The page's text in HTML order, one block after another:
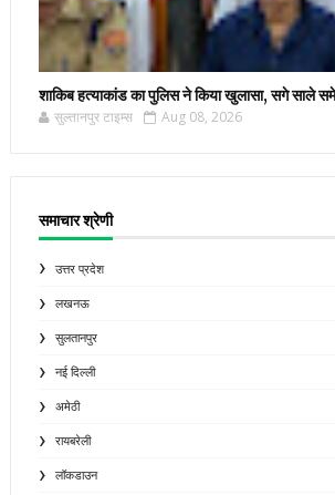
शाकिब हत्याकांड का पुलिस ने किया खुलासा, सगे साले
सुल्तानपुर टाइम्स Aug 08, 2026
समाचार श्रेणी
उत्तर प्रदेश
लखनऊ
सुलतानपुर
नई दिल्ली
अमेठी
रायबरेली
लॉकडाउन